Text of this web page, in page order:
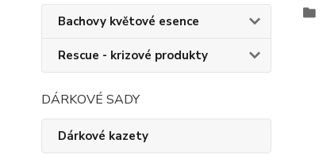
Bachovy květové esence
Rescue - krizové produkty
DÁRKOVÉ SADY
Dárkové kazety